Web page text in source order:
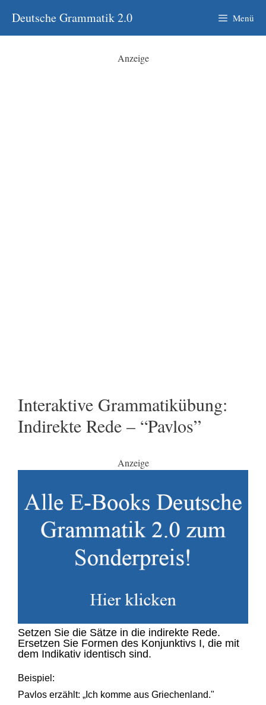
Inhalt
springen
Deutsche Grammatik 2.0 Menü
Anzeige
Interaktive Grammatikübung:
Indirekte Rede – “Pavlos”
Anzeige